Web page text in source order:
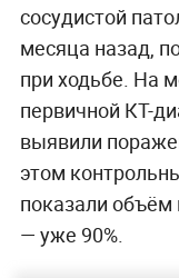
сосудистой
месяца назад,
при ходьбе. На
первичной КТ-
выявили
этом
показали объём
— уже 90%.